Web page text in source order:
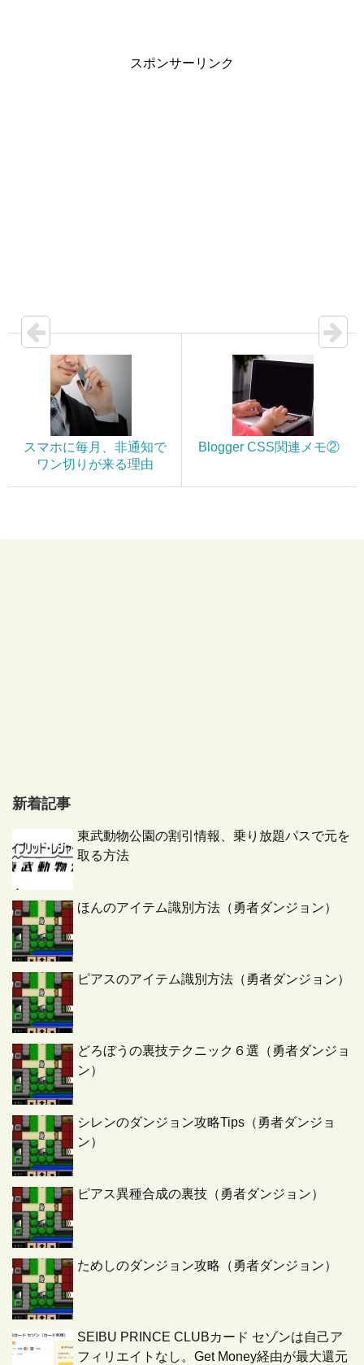
スポンサーリンク
スマホに毎月、非通知で
ワン切りが来る理由
Blogger CSS関連メモ②
新着記事
東武動物公園の割引情報、乗り放題パスで元を
取る方法
ほんのアイテム識別方法（勇者ダンジョン）
ピアスのアイテム識別方法（勇者ダンジョン）
どろぼうの裏技テクニック６選（勇者ダンジョ
ン）
シレンのダンジョン攻略Tips（勇者ダンジョ
ン）
ピアス異種合成の裏技（勇者ダンジョン）
ためしのダンジョン攻略（勇者ダンジョン）
SEIBU PRINCE CLUBカード セゾンは自己ア
フィリエイトなし。Get Money経由が最大還元